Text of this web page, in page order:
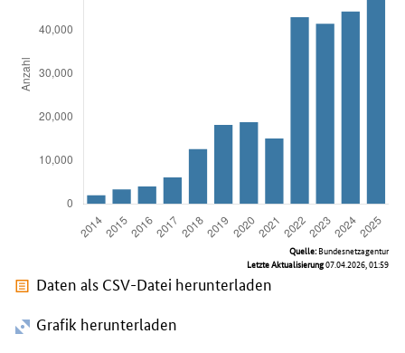
Quelle:Bundesnetzagentur
Letzte Aktualisierung07.04.2026, 01:59
Daten als CSV-Datei herunterladen
Grafik herunterladen